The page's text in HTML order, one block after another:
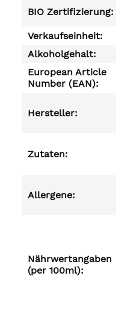
BIO Zertifizierung:
Verkaufseinheit:
Alkoholgehalt:
European Article
Number (EAN):
Hersteller:
Zutaten:
Allergene:
Nährwertangaben
(per 100ml):